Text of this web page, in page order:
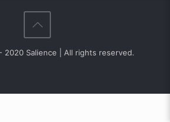
2020 Salience | All rights reserved.